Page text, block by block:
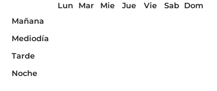
Lun Mar Mie Jue Vie Sab
Dom
Mañana
Mediodía
Tarde
Noche